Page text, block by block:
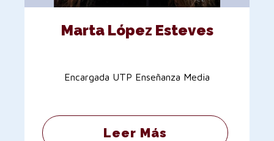
Marta López Esteves
Encargada UTP Enseñanza Media
Leer Más